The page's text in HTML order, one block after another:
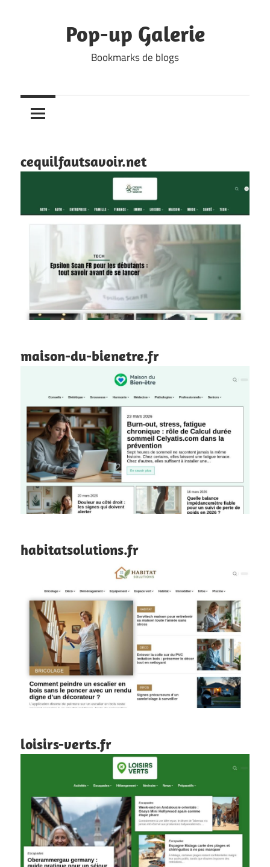
Pop-up Galerie
Bookmarks de blogs
cequilfautsavoir.net
maison-du-bienetre.fr
habitatsolutions.fr
loisirs-verts.fr